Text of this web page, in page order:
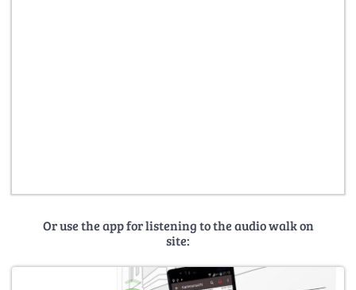
Or use the app for listening to the audio walk on
site: